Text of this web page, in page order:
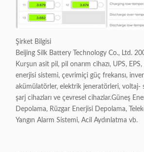
Şirket Bilgisi
Beijing Silk Battery Technology Co., Ltd.
Kurşun asit pil, pil onarım cihazı, UPS,
enerjisi sistemi, çevrimiçi güç frekansı,
akümülatörler, elektrik jeneratörleri, voltaj-
şarj cihazları ve çevresel cihazlar.Güneş
Depolama, Rüzgar Enerjisi Depolama,
Yangın Alarm Sistemi, Acil Aydınlatma vb.